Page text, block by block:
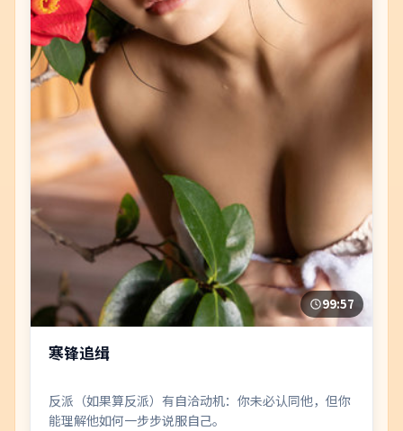
99:57
寒锋追缉
反派（如果算反派）有自洽动机：你未必认同他，但你
能理解他如何一步步说服自己。